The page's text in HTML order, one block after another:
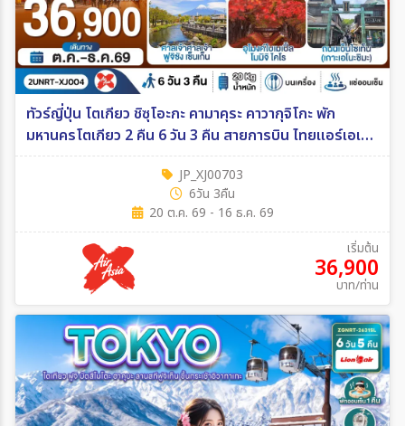
ทัวร์ญี่ปุ่น โตเกียว ชิซุโอะกะ คามาคุระ คาวากุจิโกะ พัก
มหานครโตเกียว 2 คืน 6 วัน 3 คืน สายการบิน ไทยแอร์เอเชีย
เอ็กซ์ 6วัน 3คืน (XJ)
JP_XJ00703
6วัน 3คืน
20 ต.ค. 69 - 16 ธ.ค. 69
เริ่มต้น
36,900
บาท/ท่าน